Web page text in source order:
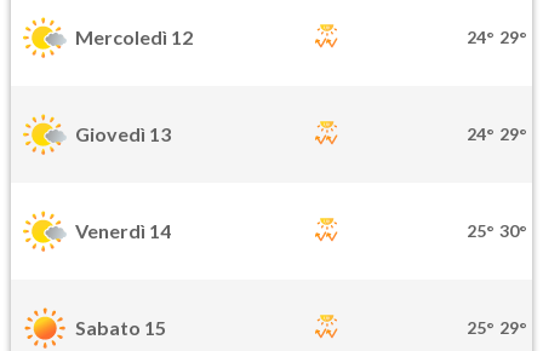
Mercoledì 12 24° 29°
Giovedì 13 24° 29°
Venerdì 14 25° 30°
Sabato 15 25° 29°